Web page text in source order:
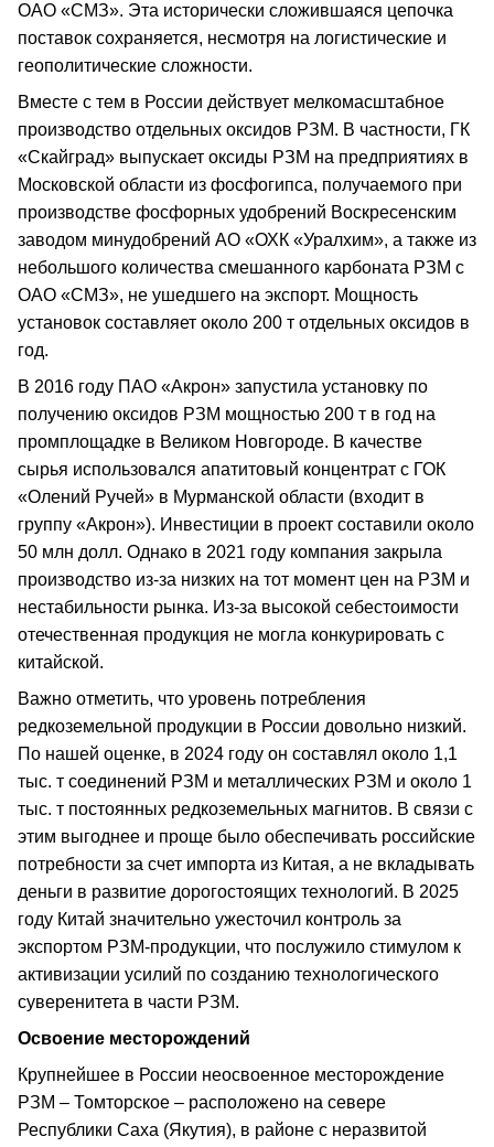
ОАО «СМЗ». Эта исторически сложившаяся цепочка
поставок сохраняется, несмотря на логистические и
геополитические сложности.
Вместе с тем в России действует мелкомасштабное
производство отдельных оксидов РЗМ. В частности, ГК
«Скайград» выпускает оксиды РЗМ на предприятиях в
Московской области из фосфогипса, получаемого при
производстве фосфорных удобрений Воскресенским
заводом минудобрений АО «ОХК «Уралхим», а также из
небольшого количества смешанного карбоната РЗМ с
ОАО «СМЗ», не ушедшего на экспорт. Мощность
установок составляет около 200 т отдельных оксидов в
год.
В 2016 году ПАО «Акрон» запустила установку по
получению оксидов РЗМ мощностью 200 т в год на
промплощадке в Великом Новгороде. В качестве
сырья использовался апатитовый концентрат с ГОК
«Олений Ручей» в Мурманской области (входит в
группу «Акрон»). Инвестиции в проект составили около
50 млн долл. Однако в 2021 году компания закрыла
производство из-за низких на тот момент цен на РЗМ и
нестабильности рынка. Из-за высокой себестоимости
отечественная продукция не могла конкурировать с
китайской.
Важно отметить, что уровень потребления
редкоземельной продукции в России довольно низкий.
По нашей оценке, в 2024 году он составлял около 1,1
тыс. т соединений РЗМ и металлических РЗМ и около 1
тыс. т постоянных редкоземельных магнитов. В связи с
этим выгоднее и проще было обеспечивать российские
потребности за счет импорта из Китая, а не вкладывать
деньги в развитие дорогостоящих технологий. В 2025
году Китай значительно ужесточил контроль за
экспортом РЗМ-продукции, что послужило стимулом к
активизации усилий по созданию технологического
суверенитета в части РЗМ.
Освоение месторождений
Крупнейшее в России неосвоенное месторождение
РЗМ – Томторское – расположено на севере
Республики Саха (Якутия), в районе с неразвитой